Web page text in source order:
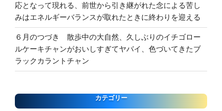
応となって現れる、前世から引き継がれた念による苦し
みはエネルギーバランスが取れたときに終わりを迎える
６月のつづき 散歩中の大自然、久しぶりのイチゴロー
ルケーキチャンがおいしすぎてヤバイ、色づいてきたブ
ラックカラントチャン
カテゴリー